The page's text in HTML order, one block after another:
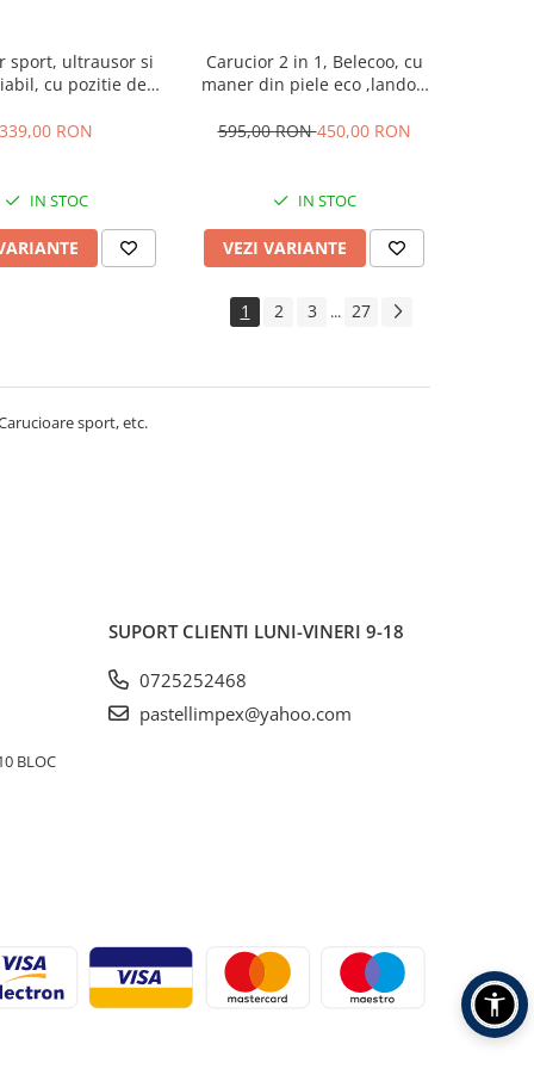
sport, ultrausor si
cu pozitie de
maxima 22
339,00 RON
IN STOC
Carucior 2 in 1, Belecoo, cu
maner din piele eco ,landou
accesorii, multifunctional
595,00 RON450,00 RON
IN STOC
VEZI VARIANTE
1 2 3 ... 27
sport, etc.
BLOC
SUPORT CLIENTI LUNI-VINERI 9-18
0725252468
pastellimpex@yahoo.com